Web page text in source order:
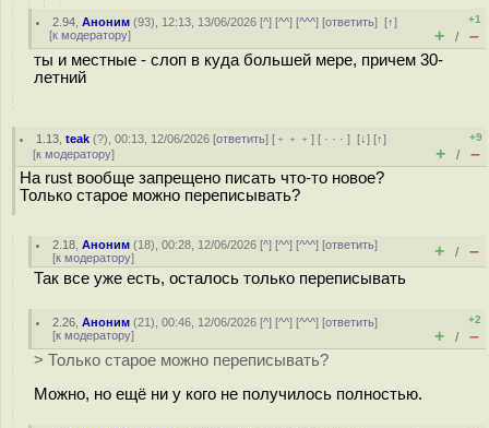
2.94 ,Аноним (93), 12:13, 13/06/2026 [^] [^^] [^^^] [ответить][↑]
[к модератору]
+1
+ / –
ты и местные - слоп в куда большей мере, причем 30-
летний
1.13 ,teak (?), 00:13, 12/06/2026 [ответить] [ ﹢﹢﹢] [ · · ·][↓] [↑]
[к модератору]
+9
+ / –
На rust вообще запрещено писать что-то новое?
Только старое можно переписывать?
2.18 ,Аноним (18), 00:28, 12/06/2026 [^] [^^] [^^^] [ответить]
[к модератору] + / –
Так все уже есть, осталось только переписывать
2.26 ,Аноним (21), 00:46, 12/06/2026 [^] [^^] [^^^] [ответить]
[к модератору]
+2
+ / –
> Только старое можно переписывать?
Можно, но ещё ни у кого не получилось полностью.